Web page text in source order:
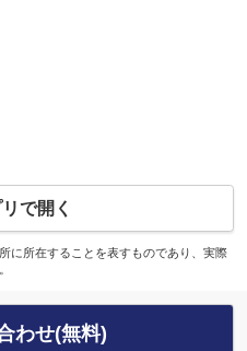
で開く
に所在することを表すものであり、実際
わせ(無料)